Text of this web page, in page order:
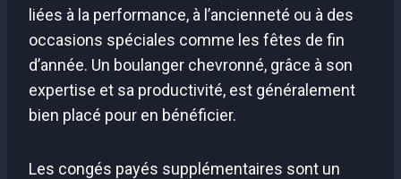
liées à la performance, à l’ancienneté ou à des
occasions spéciales comme les fêtes de fin
d’année. Un boulanger chevronné, grâce à son
expertise et sa productivité, est généralement
bien placé pour en bénéficier.
Les congés payés supplémentaires sont un